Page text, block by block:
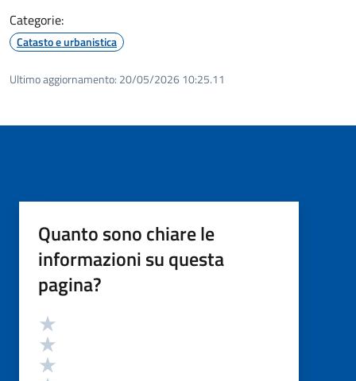
Categorie:
Catasto e urbanistica
Ultimo aggiornamento: 20/05/2026 10:25.11
Quanto sono chiare le
informazioni su questa
pagina?
Valutazione